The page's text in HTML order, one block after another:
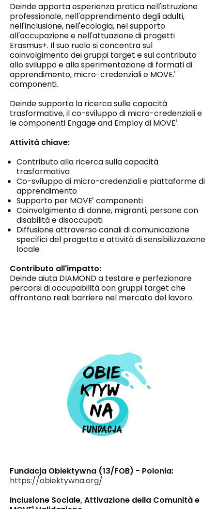
Deinde apporta esperienza pratica nell'istruzione
professionale, nell'apprendimento degli adulti,
nell'inclusione, nell'ecologia, nel supporto
all'occupazione e nell'attuazione di progetti
Erasmus+. Il suo ruolo si concentra sul
coinvolgimento dei gruppi target e sul contributo
allo sviluppo e alla sperimentazione di formati di
apprendimento, micro-credenziali e MOVE.E
componenti.
Deinde supporta la ricerca sulle capacità
trasformative, il co-sviluppo di micro-credenziali e
le componenti Engage and Employ di MOVEE.
Attività chiave:
Contributo alla ricerca sulla capacità
trasformativa
Co-sviluppo di micro-credenziali e piattaforme di
apprendimento
Supporto per MOVEE componenti
Coinvolgimento di donne, migranti, persone con
disabilità e disoccupati
Diffusione attraverso canali di comunicazione
specifici del progetto e attività di sensibilizzazione
locale
Contributo all'impatto:
Deinde aiuta DIAMOND a testare e perfezionare
percorsi di occupabilità con gruppi target che
affrontano reali barriere nel mercato del lavoro.
Fundacja Obiektywna (13/FOB) - Polonia:
https://obiektywna.org/
Inclusione Sociale, Attivazione della Comunità e
E